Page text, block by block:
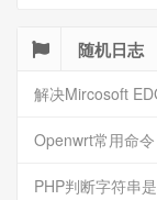
随机日志
解决Mircosoft
Openwrt常用命令
PHP判断字符串